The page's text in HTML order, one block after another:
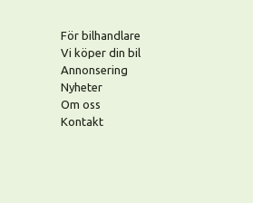
För bilhandlare
Vi köper din bil
Annonsering
Nyheter
Om oss
Kontakt